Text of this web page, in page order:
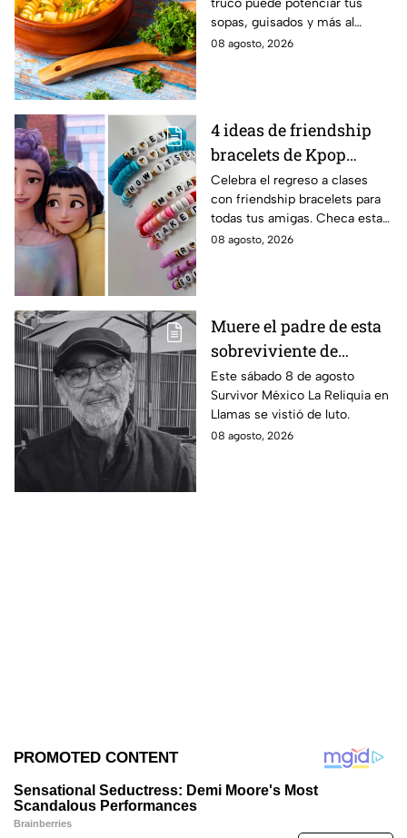
darle sabor extra al
caldillo
truco puede potenciar tus
sopas, guisados y más al
máximo.
08 agosto, 2026
4 ideas de friendship
bracelets de Kpop
Demon Hunters para
intercambiar con tus
mejores amigas este
regreso a clases
Celebra el regreso a clases
con friendship bracelets para
todas tus amigas. Checa estas
4 ideas inspiradas en Kpop
08 agosto, 2026
Muere el padre de esta
sobreviviente de
Survivor México La
Reliquia en Llamas
Este sábado 8 de agosto
Survivor México La Reliquia en
Llamas se vistió de luto.
08 agosto, 2026